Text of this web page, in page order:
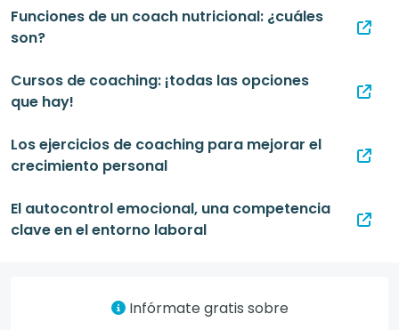
Funciones de un coach nutricional: ¿cuáles
son?
Cursos de coaching: ¡todas las opciones
que hay!
Los ejercicios de coaching para mejorar el
crecimiento personal
El autocontrol emocional, una competencia
clave en el entorno laboral
Infórmate gratis sobre